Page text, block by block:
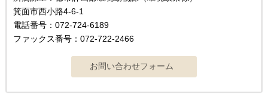
箕面市西小路4-6-1
電話番号：072-724-6189
ファックス番号：072-722-2466